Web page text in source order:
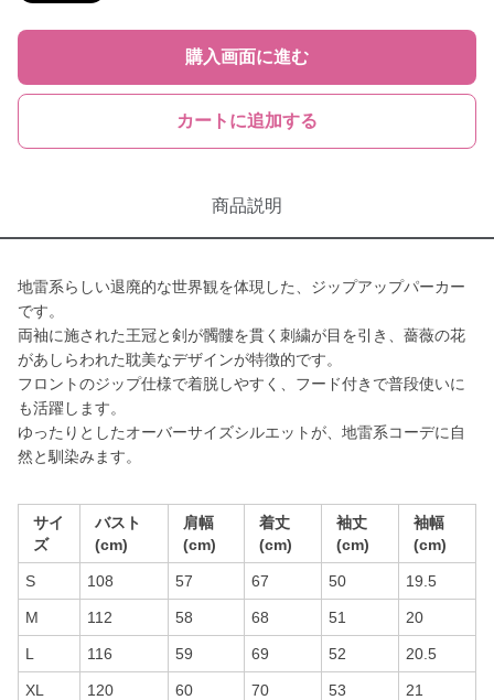
購入画面に進む
カートに追加する
商品説明
地雷系らしい退廃的な世界観を体現した、ジップアップパーカー
です。
両袖に施された王冠と剣が髑髏を貫く刺繍が目を引き、薔薇の花
があしらわれた耽美なデザインが特徴的です。
フロントのジップ仕様で着脱しやすく、フード付きで普段使いに
も活躍します。
ゆったりとしたオーバーサイズシルエットが、地雷系コーデに自
然と馴染みます。
サイ
ズ
バスト
(cm)
肩幅
(cm)
着丈
(cm)
袖丈
(cm)
袖幅
(cm)
S 108 57 67 50 19.5
M 112 58 68 51 20
L 116 59 69 52 20.5
XL 120 60 70 53 21